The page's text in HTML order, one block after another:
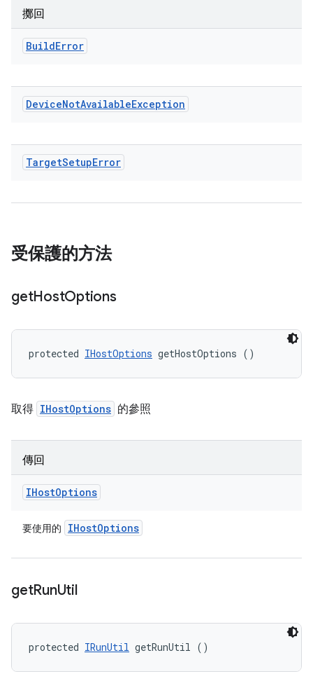
擲回
BuildError
DeviceNotAvailableException
TargetSetupError
受保護的方法
getHostOptions
protected IHostOptions getHostOptions ()
取得 IHostOptions 的參照
傳回
IHostOptions
要使用的 IHostOptions
getRunUtil
protected IRunUtil getRunUtil ()